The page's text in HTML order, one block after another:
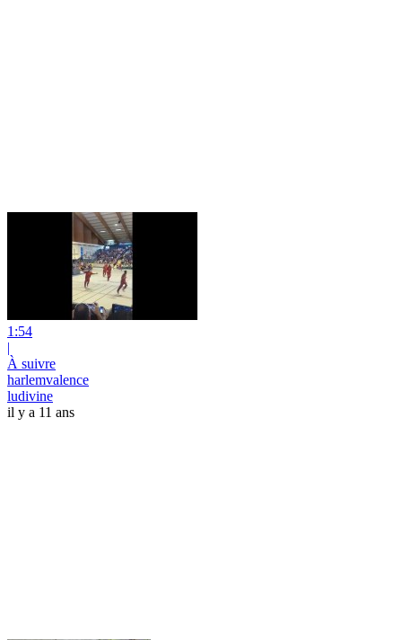
1:54
|
À suivre
harlemvalence
ludivine
il y a 11 ans